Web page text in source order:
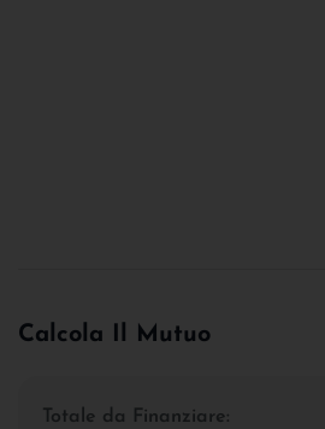
Calcola Il Mutuo
Totale da Finanziare: